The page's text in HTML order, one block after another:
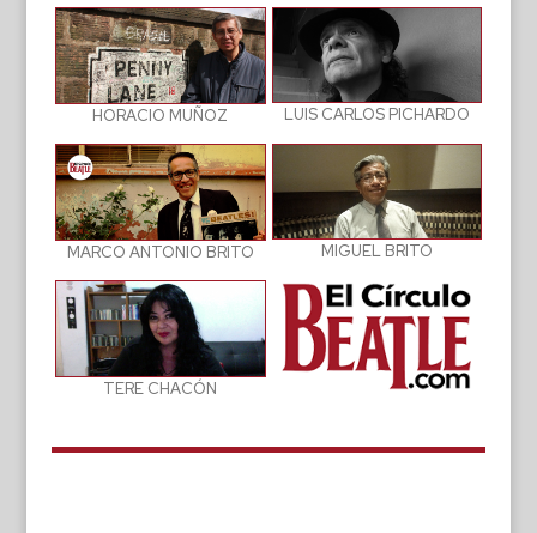
HORACIO MUÑOZ LUIS CARLOS PICHARDO
MARCO ANTONIO BRITO MIGUEL BRITO
TERE CHACÓN